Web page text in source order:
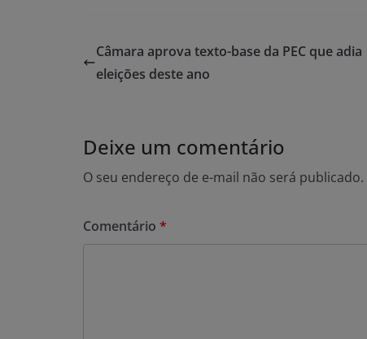
Câmara aprova texto-base da PEC que adia
eleições deste ano
Deixe um comentário
O seu endereço de e-mail não será publicado.
Comentário *